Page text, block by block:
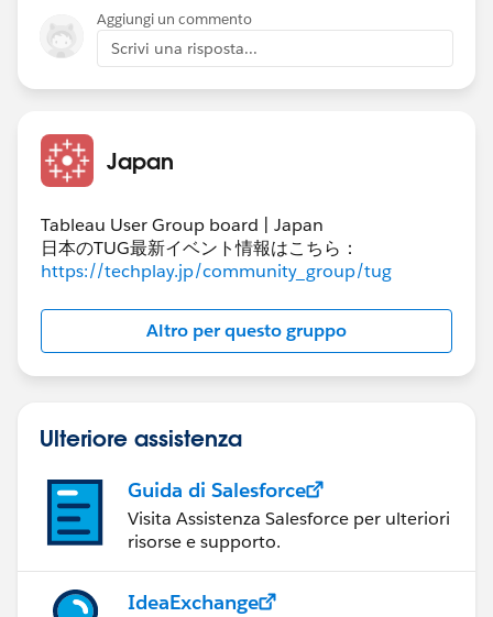
月始まりの会計年度の場合はこの分岐をなくす）
３．オーダー日の年と月をカスタム日付の機能で整数値
として取得
４．計算式で上記を組み合わせた真偽判定式を作る
のフィルターを操作するのではなく、あくまで１番のパ
ラメーターでフィルターに該当する条件を動的に変化さ
Aggiungi un commento
Scrivi una risposta...
Japan
Tableau User Group board | Japan
日本のTUG最新イベント情報はこちら：
https://techplay.jp/community_group/tug
Altro per questo gruppo
Ulteriore assistenza
Guida di Salesforce
Visita Assistenza Salesforce per ulteriori
risorse e supporto.
IdeaExchange